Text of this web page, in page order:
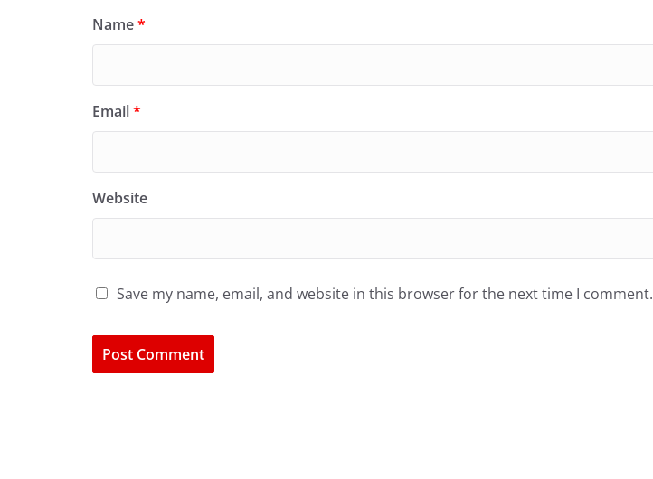
Name*
Email*
Website
Save my name, email, and website in this browser for the next time I comment.